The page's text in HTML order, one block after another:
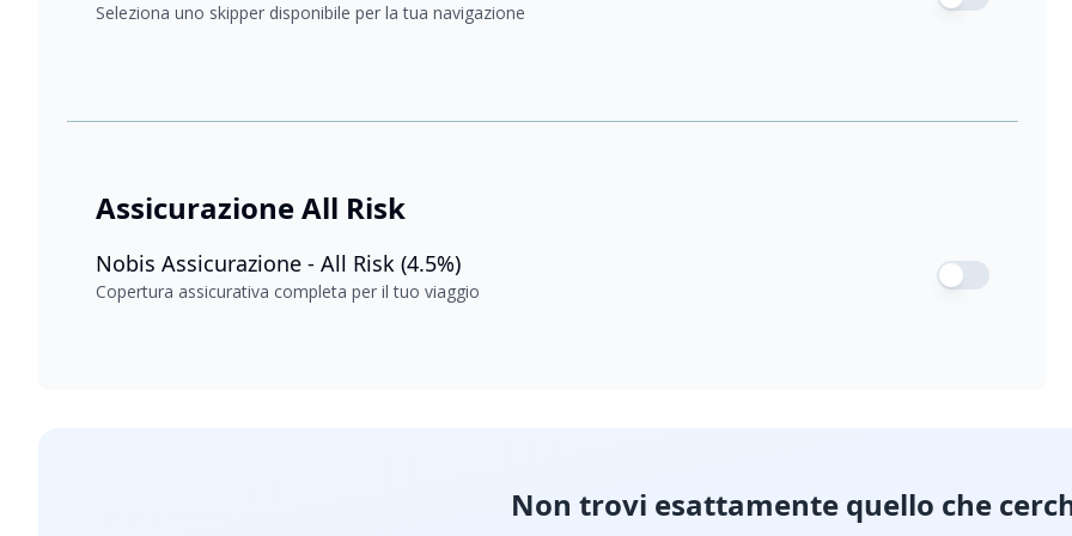
Seleziona uno skipper disponibile per la tua navigazione
Assicurazione All Risk
Nobis Assicurazione - All Risk (4.5%)
Copertura assicurativa completa per il tuo viaggio
Non trovi esattamente quello che